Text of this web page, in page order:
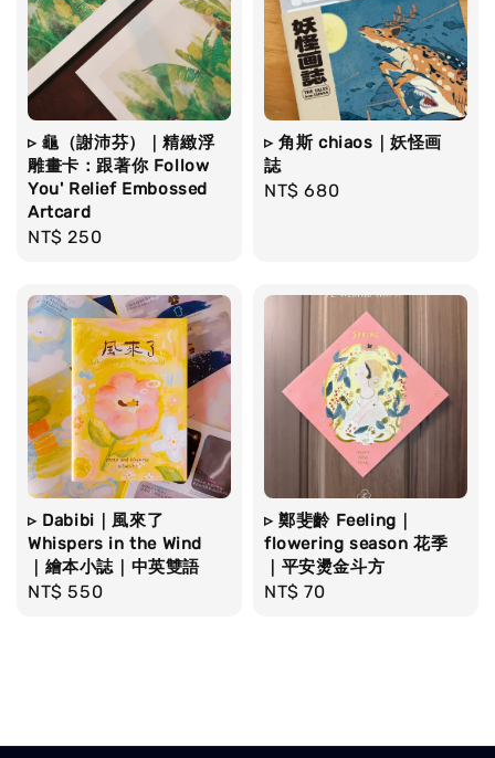
▹ 龜（謝沛芬）｜精緻浮
雕畫卡：跟著你 Follow
You' Relief Embossed
Artcard
Regular
NT$ 250
▹ 角斯 chiaos｜妖怪画
誌
Regular
NT$ 680
▹ Dabibi｜風來了
Whispers in the Wind
｜繪本小誌｜中英雙語
Regular
NT$ 550
▹ 鄭斐齡 Feeling｜
flowering season 花季
｜平安燙金斗方
Regular
NT$ 70